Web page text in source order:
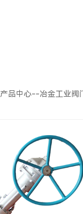
产品中心--冶金工业阀